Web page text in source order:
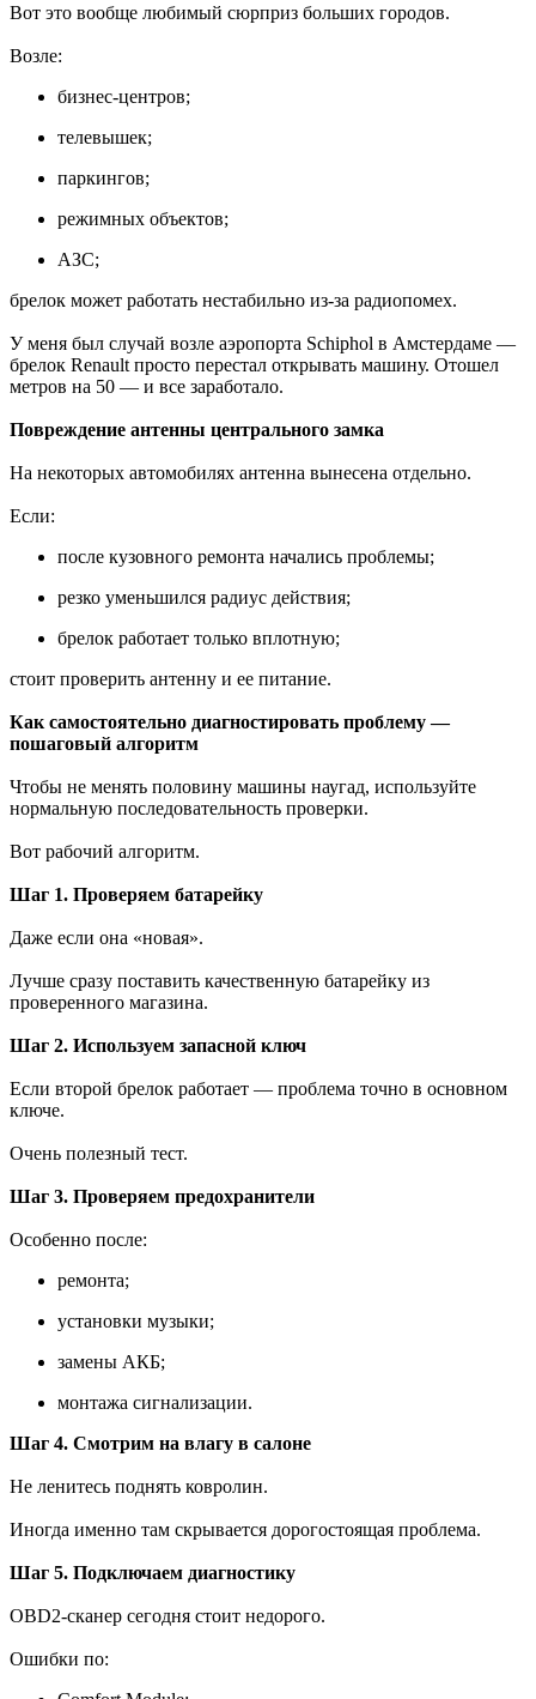
Вот это вообще любимый сюрприз больших городов.
Возле:
бизнес-центров;
телевышек;
паркингов;
режимных объектов;
АЗС;
брелок может работать нестабильно из-за радиопомех.
У меня был случай возле аэропорта Schiphol в Амстердаме —
брелок Renault просто перестал открывать машину. Отошел
метров на 50 — и все заработало.
Повреждение антенны центрального замка
На некоторых автомобилях антенна вынесена отдельно.
Если:
после кузовного ремонта начались проблемы;
резко уменьшился радиус действия;
брелок работает только вплотную;
стоит проверить антенну и ее питание.
Как самостоятельно диагностировать проблему —
пошаговый алгоритм
Чтобы не менять половину машины наугад, используйте
нормальную последовательность проверки.
Вот рабочий алгоритм.
Шаг 1. Проверяем батарейку
Даже если она «новая».
Лучше сразу поставить качественную батарейку из
проверенного магазина.
Шаг 2. Используем запасной ключ
Если второй брелок работает — проблема точно в основном
ключе.
Очень полезный тест.
Шаг 3. Проверяем предохранители
Особенно после:
ремонта;
установки музыки;
замены АКБ;
монтажа сигнализации.
Шаг 4. Смотрим на влагу в салоне
Не ленитесь поднять ковролин.
Иногда именно там скрывается дорогостоящая проблема.
Шаг 5. Подключаем диагностику
OBD2-сканер сегодня стоит недорого.
Ошибки по: